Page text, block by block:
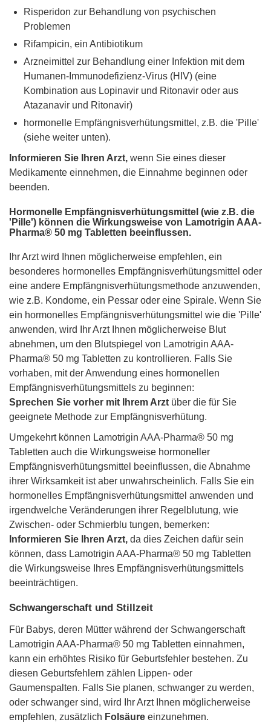
Risperidon zur Behandlung von psychischen
Problemen
Rifampicin, ein Antibiotikum
Arzneimittel zur Behandlung einer Infektion mit dem
Humanen-Immunodefizienz-Virus (HIV) (eine
Kombination aus Lopinavir und Ritonavir oder aus
Atazanavir und Ritonavir)
hormonelle Empfängnisverhütungsmittel, z.B. die 'Pille'
(siehe weiter unten).
Informieren Sie Ihren Arzt, wenn Sie eines dieser
Medikamente einnehmen, die Einnahme beginnen oder
beenden.
Hormonelle Empfängnisverhütungsmittel (wie z.B. die
'Pille') können die Wirkungsweise von Lamotrigin AAA-
Pharma® 50 mg Tabletten beeinflussen.
Ihr Arzt wird Ihnen möglicherweise empfehlen, ein
besonderes hormonelles Empfängnisverhütungsmittel oder
eine andere Empfängnisverhütungsmethode anzuwenden,
wie z.B. Kondome, ein Pessar oder eine Spirale. Wenn Sie
ein hormonelles Empfängnisverhütungsmittel wie die 'Pille'
anwenden, wird Ihr Arzt Ihnen möglicherweise Blut
abnehmen, um den Blutspiegel von Lamotrigin AAA-
Pharma® 50 mg Tabletten zu kontrollieren. Falls Sie
vorhaben, mit der Anwendung eines hormonellen
Empfängnisverhütungsmittels zu beginnen:
Sprechen Sie vorher mit Ihrem Arzt über die für Sie
geeignete Methode zur Empfängnisverhütung.
Umgekehrt können Lamotrigin AAA-Pharma® 50 mg
Tabletten auch die Wirkungsweise hormoneller
Empfängnisverhütungsmittel beeinflussen, die Abnahme
ihrer Wirksamkeit ist aber unwahrscheinlich. Falls Sie ein
hormonelles Empfängnisverhütungsmittel anwenden und
irgendwelche Veränderungen ihrer Regelblutung, wie
Zwischen- oder Schmierblu tungen, bemerken:
Informieren Sie Ihren Arzt, da dies Zeichen dafür sein
können, dass Lamotrigin AAA-Pharma® 50 mg Tabletten
die Wirkungsweise Ihres Empfängnisverhütungsmittels
beeinträchtigen.
Schwangerschaft und Stillzeit
Für Babys, deren Mütter während der Schwangerschaft
Lamotrigin AAA-Pharma® 50 mg Tabletten einnahmen,
kann ein erhöhtes Risiko für Geburtsfehler bestehen. Zu
diesen Geburtsfehlern zählen Lippen- oder
Gaumenspalten. Falls Sie planen, schwanger zu werden,
oder schwanger sind, wird Ihr Arzt Ihnen möglicherweise
empfehlen, zusätzlich Folsäure einzunehmen.